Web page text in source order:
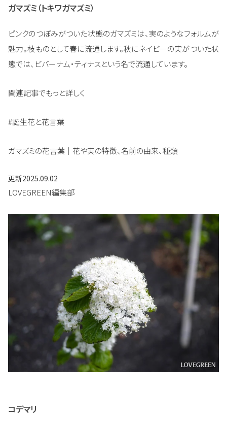
ガマズミ（トキワガマズミ）
ピンクのつぼみがついた状態のガマズミは、実のようなフォルムが
魅力。枝ものとして春に流通します。秋にネイビーの実がついた状
態では、ビバーナム・ティナスという名で流通しています。
関連記事でもっと詳しく
#誕生花と花言葉
ガマズミの花言葉｜花や実の特徴、名前の由来、種類
更新2025.09.02
LOVEGREEN編集部
コデマリ